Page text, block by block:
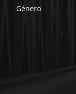
Género